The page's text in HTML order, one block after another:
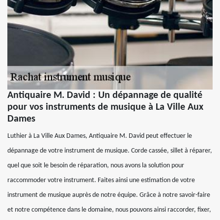
Antiquaire M. David : Un dépannage de qualité
pour vos instruments de musique à La Ville Aux
Dames
Luthier à La Ville Aux Dames, Antiquaire M. David peut effectuer le
dépannage de votre instrument de musique. Corde cassée, sillet à réparer,
quel que soit le besoin de réparation, nous avons la solution pour
raccommoder votre instrument. Faites ainsi une estimation de votre
instrument de musique auprès de notre équipe. Grâce à notre savoir-faire
et notre compétence dans le domaine, nous pouvons ainsi raccorder, fixer,